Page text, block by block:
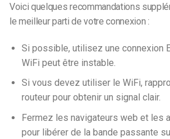
Voici quelques recommandations
le meilleur parti de votre connexion :
Si possible, utilisez une connexion
WiFi peut être instable.
Si vous devez utiliser le WiFi,
routeur pour obtenir un signal clair.
Fermez les navigateurs web et les
pour libérer de la bande passante